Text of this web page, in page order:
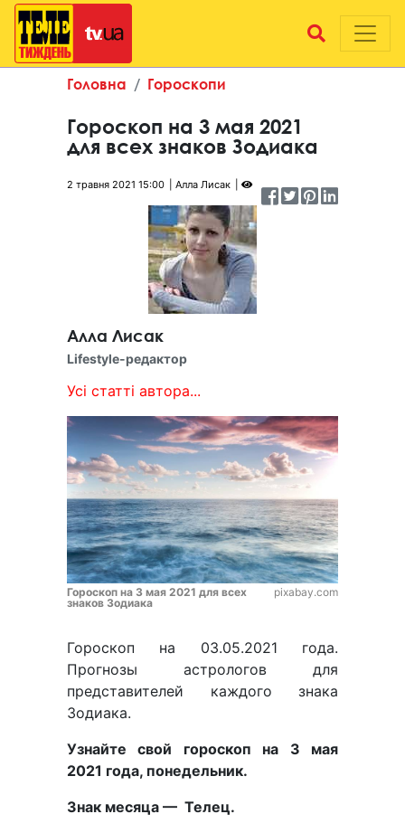
Головна Гороскопи
Гороскоп на 3 мая 2021
для всех знаков Зодиака
2 травня 2021 15:00 Алла Лисак
Алла Лисак
Lifestyle-редактор
Усі статті автора...
Гороскоп на 3 мая 2021 для всех
знаков Зодиака
pixabay.com
Гороскоп на 03.05.2021 года.
Прогнозы астрологов для
представителей каждого знака
Зодиака.
Узнайте свой гороскоп на 3 мая
2021 года, понедельник.
Знак месяца — Телец.